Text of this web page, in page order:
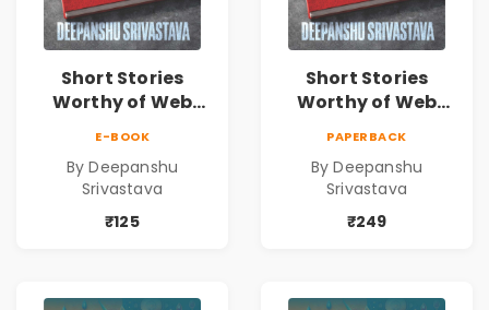
Short Stories
Worthy of Web
Deepanshu
Srivastava
E-BOOK
By Deepanshu
Srivastava
₹125
Short Stories
Worthy of Web
Deepanshu
Srivastava
PAPERBACK
By Deepanshu
Srivastava
₹249